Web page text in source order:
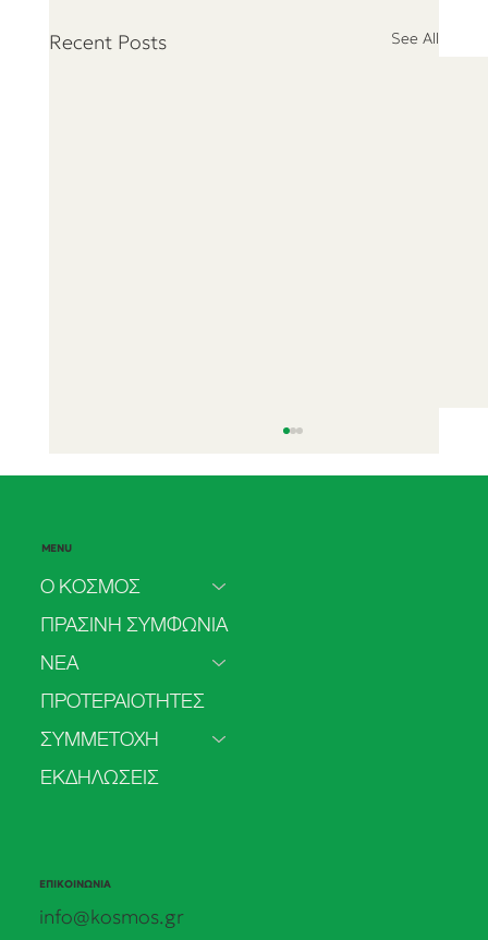
Recent Posts See All
Οικολογικό Δίλημμα του Αιώνα
MENU
Ο ΚΟΣΜΟΣ
ΠΡΑΣΙΝΗ ΣΥΜΦΩΝΙΑ
ΝΕΑ
ΠΡΟΤΕΡΑΙΟΤΗΤΕΣ
ΣΥΜΜΕΤΟΧΗ
ΕΚΔΗΛΩΣΕΙΣ
ΕΠΙΚΟΙΝΩΝΙΑ
info@kosmos.gr